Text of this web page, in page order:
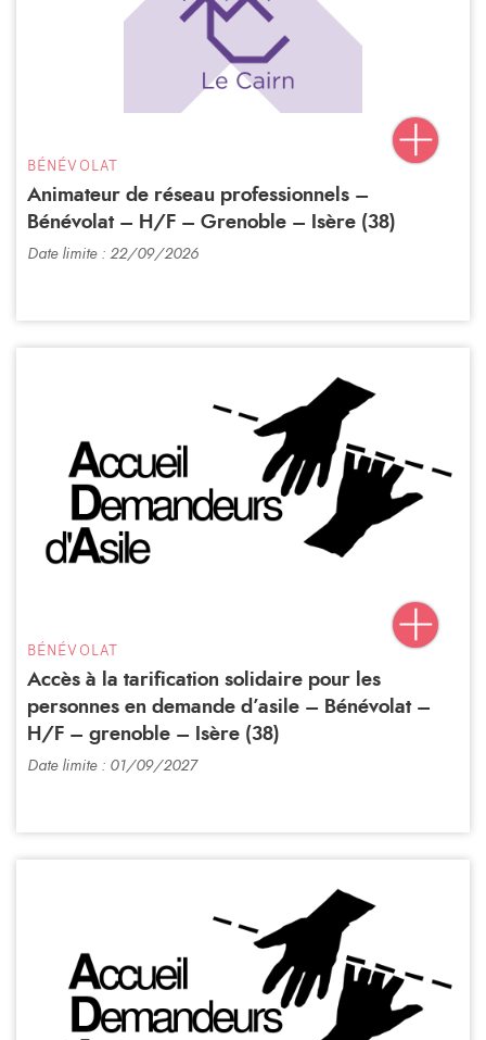
BÉNÉVOLAT
Animateur de réseau professionnels –
Bénévolat – H/F – Grenoble – Isère (38)
Date limite : 22/09/2026
BÉNÉVOLAT
Accès à la tarification solidaire pour les
personnes en demande d’asile – Bénévolat –
H/F – grenoble – Isère (38)
Date limite : 01/09/2027